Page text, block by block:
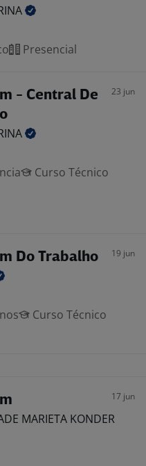
Presencial
- Central De
23 jun
Curso Técnico
Do Trabalho 19 jun
Curso Técnico
17 jun
MARIETA KONDER